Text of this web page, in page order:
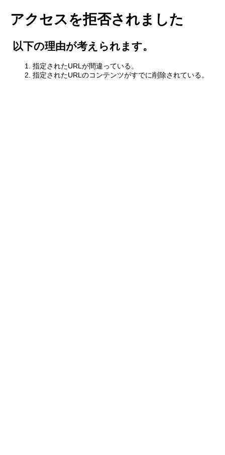
アクセスを拒否されました
以下の理由が考えられます。
指定されたURLが間違っている。
指定されたURLのコンテンツがすでに削除されている。